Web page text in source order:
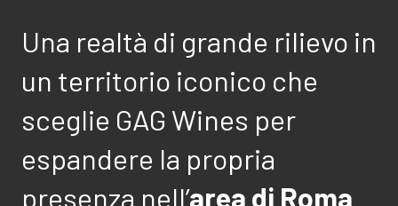
Una realtà di grande rilievo in
un territorio iconico che
sceglie GAG Wines per
espandere la propria
presenza nell’area di Roma